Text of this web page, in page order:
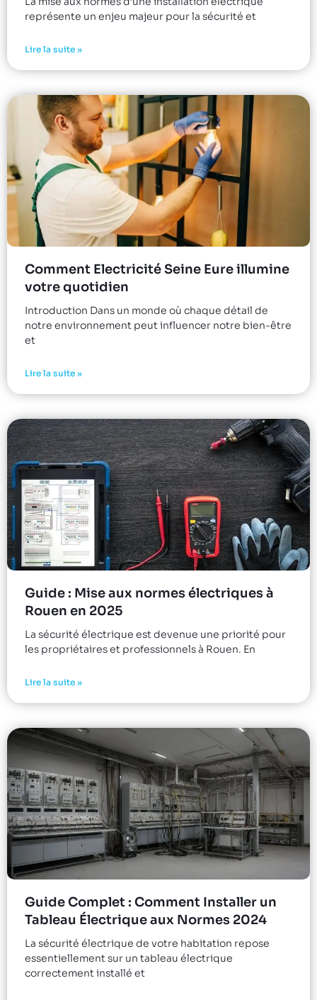
représente un enjeu majeur pour la sécurité et
Lire la suite »
Comment Electricité Seine Eure illumine
votre quotidien
Introduction Dans un monde où chaque détail de
notre environnement peut influencer notre bien-être
et
Lire la suite »
Guide : Mise aux normes électriques à
Rouen en 2025
La sécurité électrique est devenue une priorité pour
les propriétaires et professionnels à Rouen. En
Lire la suite »
Guide Complet : Comment Installer un
Tableau Électrique aux Normes 2024
La sécurité électrique de votre habitation repose
essentiellement sur un tableau électrique
correctement installé et